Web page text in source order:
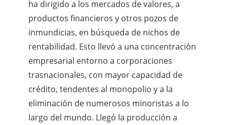
ha dirigido a los mercados de valores, a
productos financieros y otros pozos de
inmundicias, en búsqueda de nichos de
rentabilidad. Esto llevó a una concentración
empresarial entorno a corporaciones
trasnacionales, con mayor capacidad de
crédito, tendentes al monopolio y a la
eliminación de numerosos minoristas a lo
largo del mundo. Llegó la producción a